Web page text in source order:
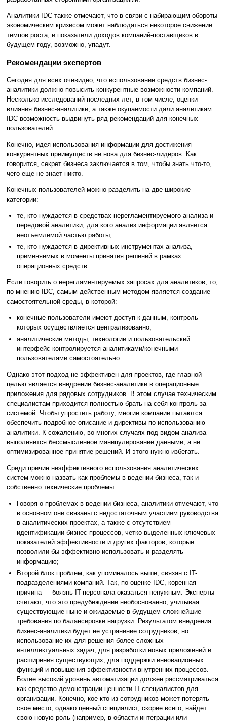
Аналитики IDC также отмечают, что в связи с набирающим обороты
экономическим кризисом может наблюдаться некоторое снижение
темпов роста, и показатели доходов компаний-поставщиков в
будущем году, возможно, упадут.
Рекомендации экспертов
Сегодня для всех очевидно, что использование средств бизнес-
аналитики должно повысить конкурентные возможности компаний.
Несколько исследований последних лет, в том числе, оценки
влияния бизнес-аналитики, а также окупаемости дали аналитикам
IDC возможность выдвинуть ряд рекомендаций для конечных
пользователей.
Конечно, идея использования информации для достижения
конкурентных преимуществ не нова для бизнес-лидеров. Как
говорится, секрет бизнеса заключается в том, чтобы знать что-то,
чего еще не знает никто.
Конечных пользователей можно разделить на две широкие
категории:
те, кто нуждается в средствах нерегламентируемого анализа и
передовой аналитики, для кого анализ информации является
неотъемлемой частью работы;
те, кто нуждается в директивных инструментах анализа,
применяемых в моменты принятия решений в рамках
операционных средств.
Если говорить о нерегламентируемых запросах для аналитиков, то,
по мнению IDC, самым действенным методом является создание
самостоятельной среды, в которой:
конечные пользователи имеют доступ к данным, контроль
которых осуществляется централизованно;
аналитические методы, технологии и пользовательский
интерфейс контролируется аналитиками/конечными
пользователями самостоятельно.
Однако этот подход не эффективен для проектов, где главной
целью является внедрение бизнес-аналитики в операционные
приложения для рядовых сотрудников. В этом случае техническим
специалистам приходится полностью брать на себя контроль за
системой. Чтобы упростить работу, многие компании пытаются
обеспечить подробное описание и директивы по использованию
аналитики. К сожалению, во многих случаях под видом анализа
выполняется бессмысленное манипулирование данными, а не
оптимизированное принятие решений. И этого нужно избегать.
Среди причин неэффективного использования аналитических
систем можно назвать как проблемы в ведении бизнеса, так и
собственно технические проблемы:
Говоря о проблемах в ведении бизнеса, аналитики отмечают, что
в основном они связаны с недостаточным участием руководства
в аналитических проектах, а также с отсутствием
идентификации бизнес-процессов, четко выделенных ключевых
показателей эффективности и других факторов, которые
позволили бы эффективно использовать и разделять
информацию;
Второй блок проблем, как упоминалось выше, связан с IT-
подразделениями компаний. Так, по оценке IDC, коренная
причина — боязнь IT-персонала оказаться ненужным. Эксперты
считают, что это предубеждение необоснованно, учитывая
существующие ныне и ожидаемые в будущем сложнейшие
требования по балансировке нагрузки. Результатом внедрения
бизнес-аналитики будет не устранение сотрудников, но
использование их для решения более сложных
интеллектуальных задач, для разработки новых приложений и
расширения существующих, для поддержки инновационных
функций и повышения эффективности внутренних процессов.
Более высокий уровень автоматизации должен рассматриваться
как средство демонстрации ценности IT-специалистов для
организации. Конечно, кое-кто из сотрудников может потерять
свое место, однако ценный специалист, скорее всего, найдет
свою новую роль (например, в области интеграции или